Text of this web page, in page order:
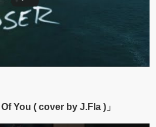
You ( cover by J.Fla )」